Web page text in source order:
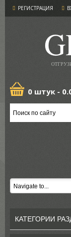
РЕГИСТРАЦИЯ
0 штук -
КАТЕГОРИИ